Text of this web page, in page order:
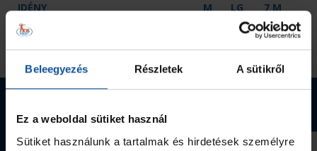
Beleegyezés Részletek A sütikről
Ez a weboldal sütiket használ
Sütiket használunk a tartalmak és hirdetések személyre
IDÉNY M LG 7 M
Összesen 0